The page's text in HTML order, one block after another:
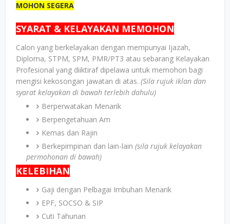
MOHON SEGERA
SYARAT & KELAYAKAN MEMOHON
Calon yang berkelayakan dengan mempunyai Ijazah,
Diploma, STPM, SPM, PMR/PT3 atau sebarang Kelayakan
Profesional yang diiktiraf dipelawa untuk memohon bagi
mengisi kekosongan jawatan di atas. (Sila rujuk iklan dan
syarat kelayakan di bawah terlebih dahulu)
Berperwatakan Menarik
Berpengetahuan Am
Kemas dan Rajin
Berkepimpinan dan lain-lain (sila rujuk kelayakan
permohonan di bawah)
KELEBIHAN
Gaji dengan Pelbagai Imbuhan Menarik
EPF, SOCSO & SIP
Cuti Tahunan